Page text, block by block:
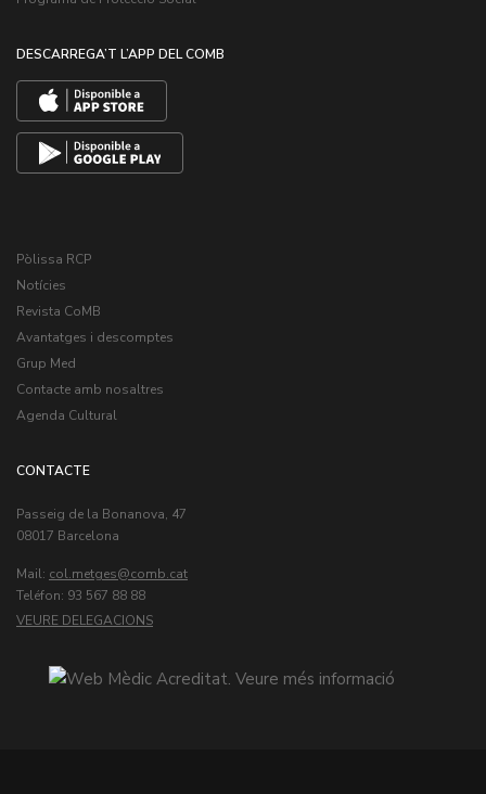
DESCARREGA’T L’APP DEL COMB
Pòlissa RCP
Notícies
Revista CoMB
Avantatges i descomptes
Grup Med
Contacte amb nosaltres
Agenda Cultural
CONTACTE
Passeig de la Bonanova, 47
08017 Barcelona
Mail: col.metges
Teléfon: 93 567 88 88
VEURE DELEGACIONS